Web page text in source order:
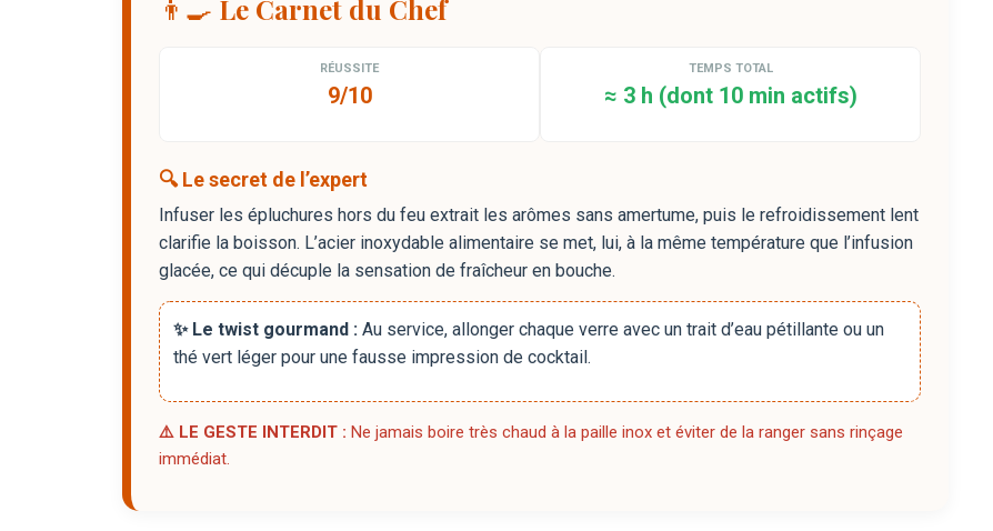
👨‍🍳 Le Carnet du Chef
RÉUSSITE
9/10
TEMPS TOTAL
≈ 3 h (dont 10 min actifs)
🔍 Le secret de l’expert
Infuser les épluchures hors du feu extrait les arômes sans amertume, puis le refroidissement lent
clarifie la boisson. L’acier inoxydable alimentaire se met, lui, à la même température que l’infusion
glacée, ce qui décuple la sensation de fraîcheur en bouche.
✨ Le twist gourmand : Au service, allonger chaque verre avec un trait d’eau pétillante ou un
thé vert léger pour une fausse impression de cocktail.
⚠️ LE GESTE INTERDIT : Ne jamais boire très chaud à la paille inox et éviter de la ranger sans rinçage
immédiat.